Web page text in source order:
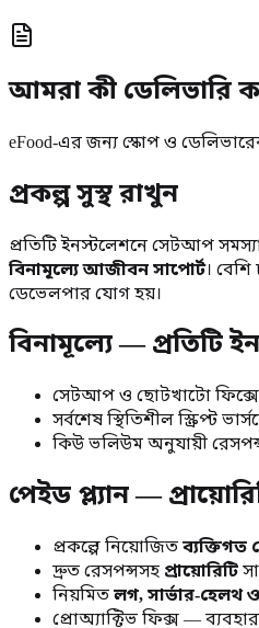
আমরা কী ডেলিভারি
eFood-এর জন্য স্কোপ ও
প্রকল্প সুস্থ রাখুন
প্রতিটি ইনস্টলেশনে সেটআপ
বিনামূল্যে আজীবন সাপোর্ট। বেশি
ডেভেলপার যোগ হয়।
বিনামূল্যে — প্রতিটি
সেটআপ ও ছোটখাটো
সর্বশেষ স্থিতিশীল স্ক্রিপ্ট
কিউ ভলিউম অনুযায়ী
পেইড প্ল্যান —
প্রকল্পে নিয়োজিত ব্যক্তিগত
দ্রুত রেসপন্সসহ প্রায়োরিটি
নিয়মিত লগ, সার্ভার-হেলথ
প্রোঅ্যাক্টিভ ফিক্স —